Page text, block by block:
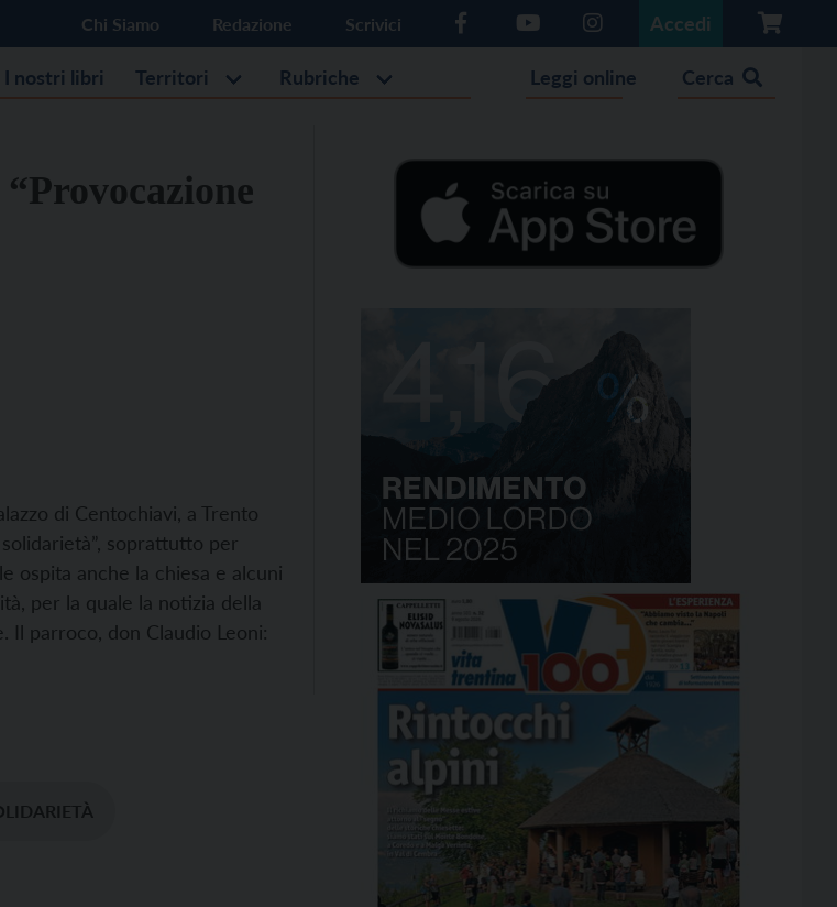
Chi Siamo Redazione Scrivici Accedi
I nostri libri Territori Rubriche Leggi online Cerca
di Centochiavi, a Trento
soprattutto per
ospita anche la chiesa e alcuni
per la quale la notizia della
Il parroco, don Claudio Leoni: